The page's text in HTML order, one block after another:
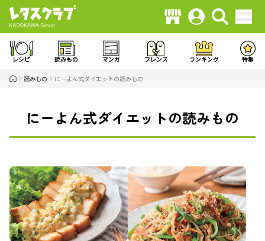
レシピ 読みもの マンガ フレンズ ランキング 特集
読みもの にーよん式ダイエットの読みもの
にーよん式ダイエットの読みもの